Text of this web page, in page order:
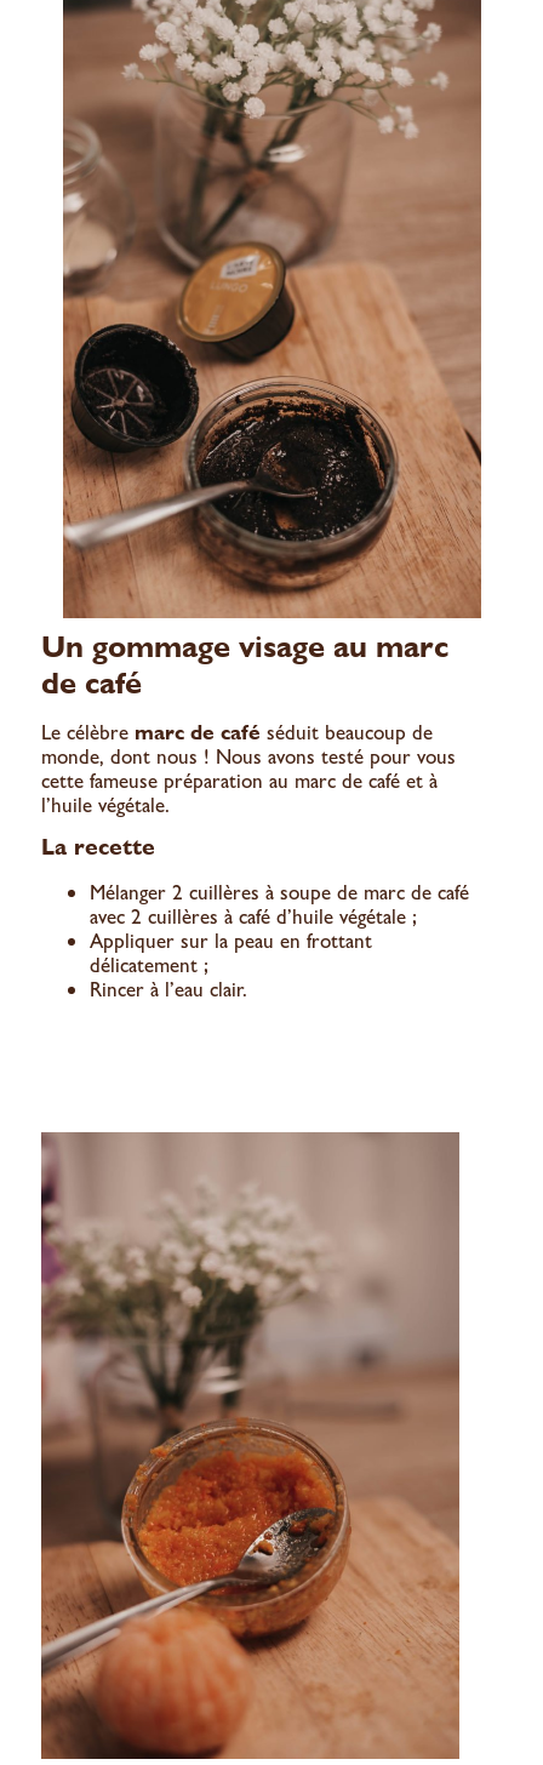
Un gommage visage au marc
de café
Le célèbre marc de café séduit beaucoup de
monde, dont nous ! Nous avons testé pour vous
cette fameuse préparation au marc de café et à
l’huile végétale.
La recette
Mélanger 2 cuillères à soupe de marc de café
avec 2 cuillères à café d’huile végétale ;
Appliquer sur la peau en frottant
délicatement ;
Rincer à l’eau clair.